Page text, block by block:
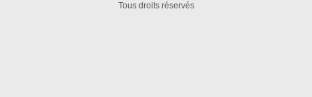
Tous droits réservés